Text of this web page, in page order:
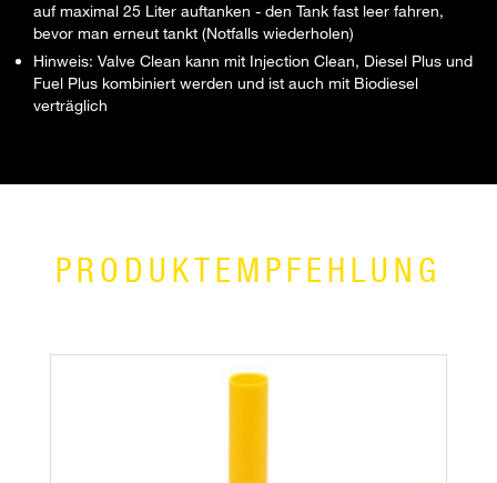
auf maximal 25 Liter auftanken - den Tank fast leer fahren,
bevor man erneut tankt (Notfalls wiederholen)
Hinweis: Valve Clean kann mit Injection Clean, Diesel Plus und
Fuel Plus kombiniert werden und ist auch mit Biodiesel
verträglich
PRODUKTEMPFEHLUNG